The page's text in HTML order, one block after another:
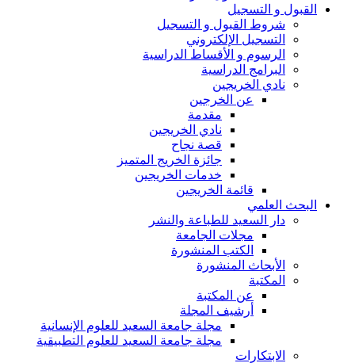
القبول و التسجيل
شروط القبول و التسجيل
التسجيل الإلكتروني
الرسوم و الأقساط الدراسية
البرامج الدراسية
نادي الخريجين
عن الخرجين
مقدمة
نادي الخريجين
قصة نجاح
جائزة الخريج المتميز
خدمات الخريجين
قائمة الخريجين
البحث العلمي
دار السعيد للطباعة والنشر
مجلات الجامعة
الكتب المنشورة
الأبحاث المنشورة
المكتبة
عن المكتبة
أرشيف المجلة
مجلة جامعة السعيد للعلوم الإنسانية
مجلة جامعة السعيد للعلوم التطبيقية
الابتكارات